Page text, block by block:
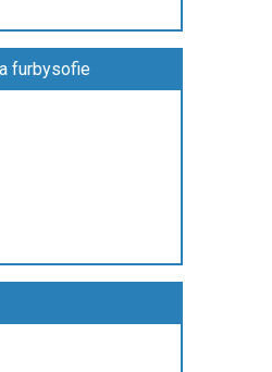
furbysofie